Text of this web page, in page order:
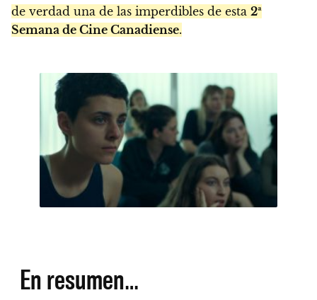
de verdad una de las imperdibles de esta 2ª
Semana de Cine Canadiense.
En resumen…